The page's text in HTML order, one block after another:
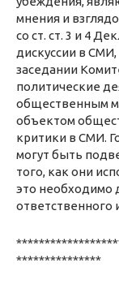
мнения и
со ст. ст. 3 и 4
дискуссии в
заседании
политические
общественным
объектом
критики в СМИ.
могут быть
того, как они
это необходимо
ответственного
***************